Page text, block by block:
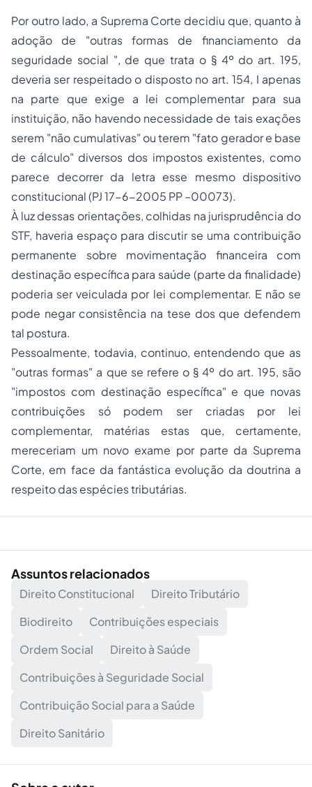
Por outro lado, a Suprema Corte decidiu que, quanto à
adoção de "outras formas de financiamento da
seguridade social ", de que trata o § 4º do art. 195,
deveria ser respeitado o disposto no art. 154, I apenas
na parte que exige a lei complementar para sua
instituição, não havendo necessidade de tais exações
serem "não cumulativas" ou terem "fato gerador e base
de cálculo" diversos dos impostos existentes, como
parece decorrer da letra esse mesmo dispositivo
constitucional (PJ 17-6-2005 PP –00073).
À luz dessas orientações, colhidas na jurisprudência do
STF, haveria espaço para discutir se uma contribuição
permanente sobre movimentação financeira com
destinação específica para saúde (parte da finalidade)
poderia ser veiculada por lei complementar. E não se
pode negar consistência na tese dos que defendem
tal postura.
Pessoalmente, todavia, continuo, entendendo que as
"outras formas" a que se refere o § 4º do art. 195, são
"impostos com destinação específica" e que novas
contribuições só podem ser criadas por lei
complementar, matérias estas que, certamente,
mereceriam um novo exame por parte da Suprema
Corte, em face da fantástica evolução da doutrina a
respeito das espécies tributárias.
Assuntos relacionados
Direito Constitucional
Direito Tributário
Biodireito
Contribuições especiais
Ordem Social
Direito à Saúde
Contribuições à Seguridade Social
Contribuição Social para a Saúde
Direito Sanitário